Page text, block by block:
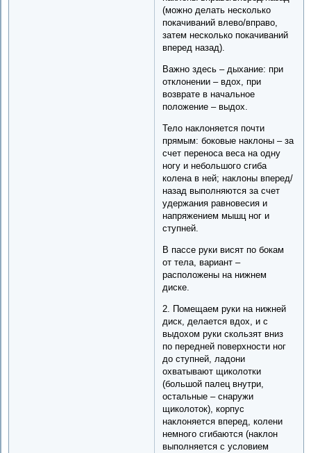
(можно делать несколько
покачиваний влево/вправо,
затем несколько покачиваний
вперед назад).
Важно здесь – дыхание: при
отклонении – вдох, при
возврате в начальное
положение – выдох.
Тело наклоняется почти
прямым: боковые наклоны – за
счет переноса веса на одну
ногу и небольшого сгиба
колена в ней; наклоны вперед/
назад выполняются за счет
удержания равновесия и
напряжением мышц ног и
ступней.
В пассе руки висят по бокам
от тела, вариант –
расположены на нижнем
диске.
2. Помещаем руки на нижней
диск, делается вдох, и с
выдохом руки скользят вниз
по передней поверхности ног
до ступней, ладони
охватывают щиколотки
(большой палец внутри,
остальные – снаружи
щиколоток), корпус
наклоняется вперед, колени
немного сгибаются (наклон
выполняется с условием